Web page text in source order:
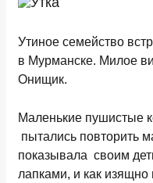
Утиное семейство
в Мурманске. Милое
Онищик.
Маленькие пушистые
пытались повторить
показывала своим
лапками, и как